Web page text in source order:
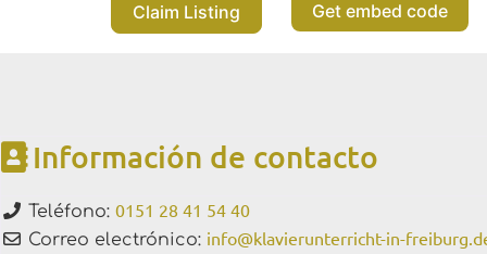
Claim Listing Get embed code
Información de contacto
Teléfono: 0151 28 41 54 40
Correo electrónico: info@klavierunterricht-in-